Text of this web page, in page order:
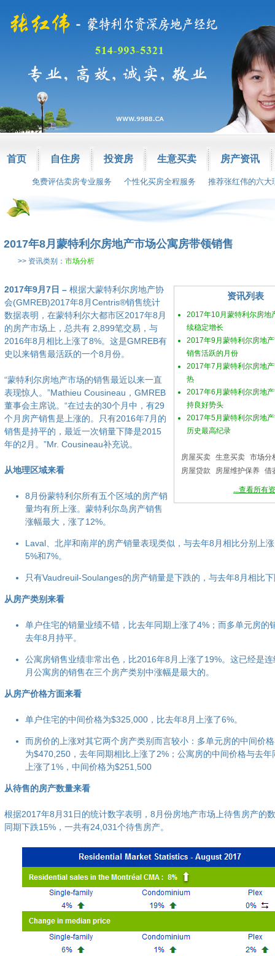
首页 自住房 投资房 生意买卖 房产资讯
免费评估卖房专业服务 个性化买房全程服务 推荐张红伟的六大
2017年8月蒙特利尔房地产市场公寓房带领销售
>> 资讯类别： 市场分析
资讯列表
2017年10月蒙特利尔房地
续稳定增长
2017年9月蒙特利尔房地
销售活跃的月份
2017年7月蒙特利尔房地
热
2017年6月蒙特利尔房地
持良好势头
2017年5月蒙特利尔房地
历史最高纪录
房屋买卖 生意买卖 市场分
房屋贷款
房屋维护保养 借
...查看所有
2017年9月7日 – 根据大蒙特利尔房地产协
会(GMREB)2017年8月Centris®销售统计
数据表明，在蒙特利尔大都市区2017年8月
的房产市场上，总共有 2,899笔交易，与
2016年8月相比上涨了8%。这是GMREB有
史以来销售最活跃的一个8月份。
“蒙特利尔房地产市场的销售最近以来一直
表现惊人。”Mathieu Cousineau，GMREB
董事会主席说。“在过去的30个月中，有29
个月房产销售是上涨的。只有2016年7月的
销售是持平的，最近一次销量下降是2015
年的2月。”Mr. Cousineau补充说。
从地理区域来看
8月份蒙特利尔所有五个区域的房产销
量均有所上涨。蒙特利尔岛房产销售
涨幅最大，涨了12%。
Laval、北岸和南岸的房产销量表现类似，与去年8月相比分别上
5%和7%。
只有Vaudreuil-Soulanges的房产销量是下跌的，与去年8月相比
从房产类别来看
单户住宅的销量业绩不错，比去年同期上涨了4%；而多单元房的
去年8月持平。
公寓房销售业绩非常出色，比2016年8月上涨了19%。这已经是
月公寓房的销售在三个房产类别中涨幅是最大的。
从房产价格方面来看
单户住宅的中间价格为$325,000，比去年8月上涨了6%。
而房价的上涨对其它两个房产类别而言较小：多单元房的中间价
为$470,250，去年同期相比上涨了2%；公寓房的中间价格与去年
上涨了1%，中间价格为$251,500
从待售的房产数量来看
根据2017年8月31日的统计数字表明，8月份房地产市场上待售房产的
同期下跌15%，一共有24,031个待售房产。